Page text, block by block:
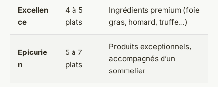
Excellen
ce
4 à 5
plats
Ingrédients premium (foie
gras, homard, truffe…)
Epicurie
n
5 à 7
plats
Produits exceptionnels,
accompagnés d’un
sommelier